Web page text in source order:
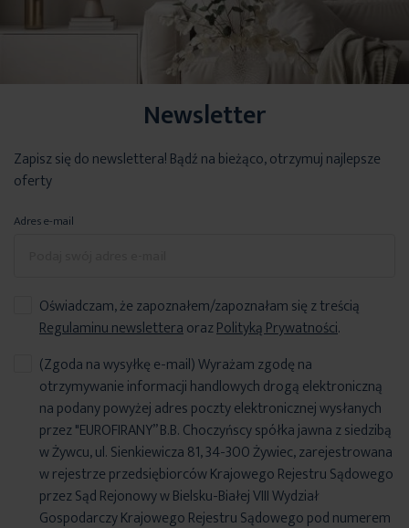
Newsletter
Zapisz się do newslettera! Bądź na bieżąco, otrzymuj najlepsze
oferty
Adres e-mail
Oświadczam, że zapoznałem/zapoznałam się z treścią
Regulaminu newsletteraorazPolityką Prywatności.
(Zgoda na wysyłkę e-mail) Wyrażam zgodę na
otrzymywanie informacji handlowych drogą elektroniczną
na podany powyżej adres poczty elektronicznej wysłanych
przez "EUROFIRANY” B.B. Choczyńscy spółka jawna z siedzibą
w Żywcu, ul. Sienkiewicza 81, 34-300 Żywiec, zarejestrowana
w rejestrze przedsiębiorców Krajowego Rejestru Sądowego
przez Sąd Rejonowy w Bielsku-Białej VIII Wydział
Gospodarczy Krajowego Rejestru Sądowego pod numerem